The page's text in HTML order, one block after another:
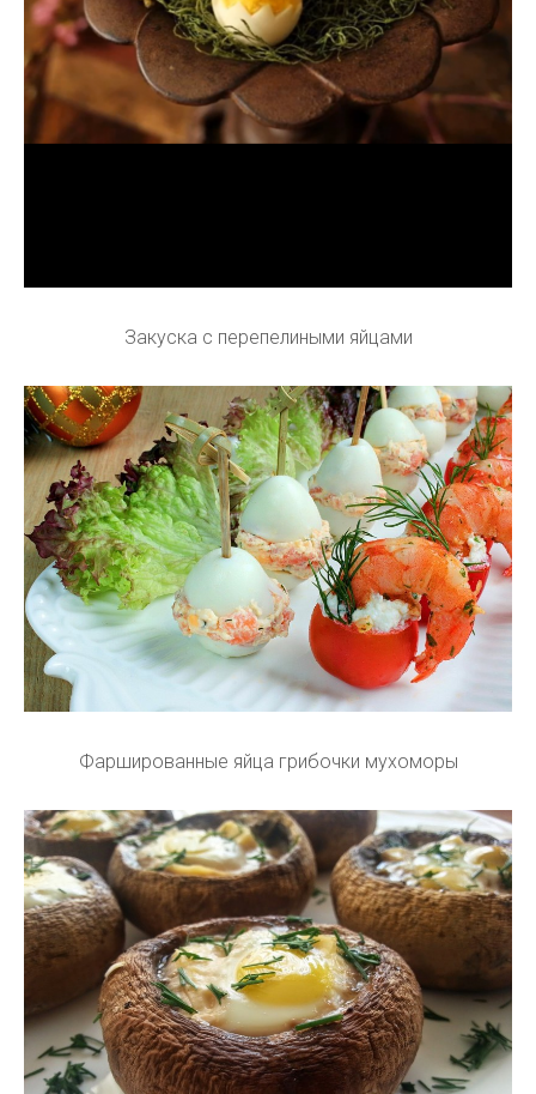
Закуска с перепелиными яйцами
Фаршированные яйца грибочки мухоморы